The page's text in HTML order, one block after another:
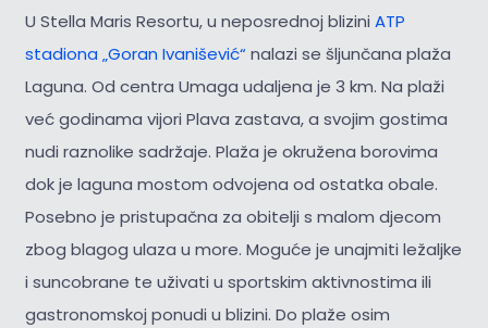
U Stella Maris Resortu, u neposrednoj blizini ATP
stadiona „Goran Ivanišević“ nalazi se šljunčana plaža
Laguna. Od centra Umaga udaljena je 3 km. Na plaži
već godinama vijori Plava zastava, a svojim gostima
nudi raznolike sadržaje. Plaža je okružena borovima
dok je laguna mostom odvojena od ostatka obale.
Posebno je pristupačna za obitelji s malom djecom
zbog blagog ulaza u more. Moguće je unajmiti ležaljke
i suncobrane te uživati u sportskim aktivnostima ili
gastronomskoj ponudi u blizini. Do plaže osim